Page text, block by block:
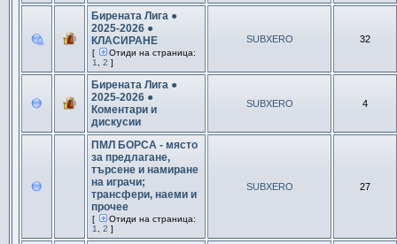
Бирената Лига ●
2025-2026 ●
КЛАСИРАНЕ
[
Отиди на страница:
1
2 ]
SUBXERO 32
Бирената Лига ●
2025-2026 ●
Коментари и
дискусии
SUBXERO 4
ПМЛ БОРСА - място
за предлагане,
търсене и намиране
на играчи;
трансфери, наеми и
прочее
[
Отиди на страница:
1
2 ]
SUBXERO 27